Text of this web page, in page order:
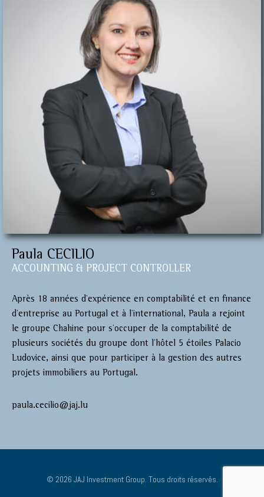
Paula CECILIO
ACCOUNTING & PROJECT CONTROLLER
Après 18 années d’expérience en comptabilité et en finance
d’entreprise au Portugal et à l’international, Paula a rejoint
le groupe Chahine pour s’occuper de la comptabilité de
plusieurs sociétés du groupe dont l’hôtel 5 étoiles Palacio
Ludovice, ainsi que pour participer à la gestion des autres
projets immobiliers au Portugal.
paula.cecilio@jaj.lu
© 2026 JAJ Investment Group. Tous droits réservés.